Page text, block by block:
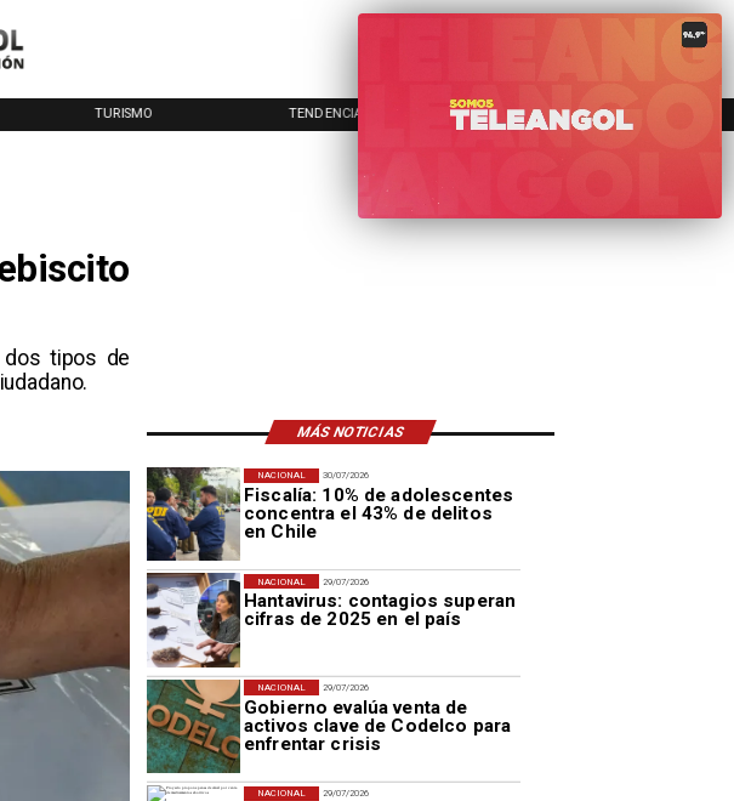
TENDENCIAS EVENTOS INICIO
dos tipos de
MÁS NOTICIAS
30/07/2026
Fiscalía: 10% de adolescentes
concentra el 43% de delitos
en Chile
NACIONAL
29/07/2026
Hantavirus: contagios superan
cifras de 2025 en el país
NACIONAL
29/07/2026
Gobierno evalúa venta de
activos clave de Codelco para
enfrentar crisis
NACIONAL
29/07/2026
NACIONAL